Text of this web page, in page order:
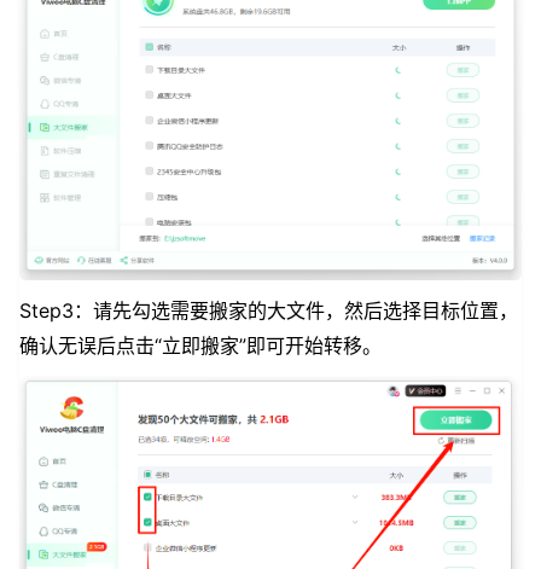
Step3：请先勾选需要搬家的大文件，然后选择目标位置，
确认无误后点击“立即搬家”即可开始转移。